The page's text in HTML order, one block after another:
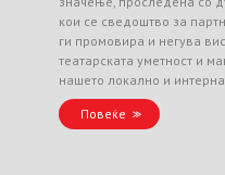
кои се сведоштво за
ги промовира и негува
театарската уметност и
нашето локално и
Повеќе